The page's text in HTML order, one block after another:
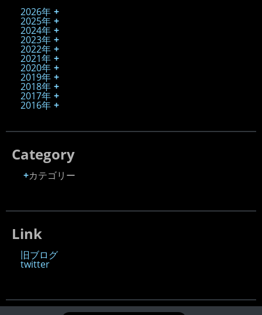
2026年
2025年
2024年
2023年
2022年
2021年
2020年
2019年
2018年
2017年
2016年
Category
カテゴリー
Link
旧ブログ
twitter